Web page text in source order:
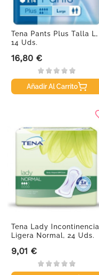
Tena Pants Plus Talla L,
14 Uds.
Precio
16,80 €
Añadir Al Carrito
Tena Lady Incontinencia
Ligera Normal, 24 Uds.
Precio
9,01 €